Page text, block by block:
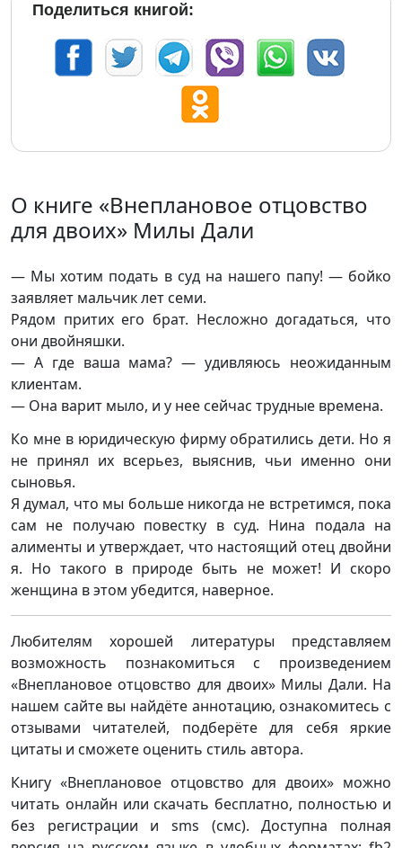
Поделиться книгой:
О книге «Внеплановое отцовство
для двоих» Милы Дали
— Мы хотим подать в суд на нашего папу! — бойко
заявляет мальчик лет семи.
Рядом притих его брат. Несложно догадаться, что
они двойняшки.
— А где ваша мама? — удивляюсь неожиданным
клиентам.
— Она варит мыло, и у нее сейчас трудные времена.
Ко мне в юридическую фирму обратились дети. Но я
не принял их всерьез, выяснив, чьи именно они
сыновья.
Я думал, что мы больше никогда не встретимся, пока
сам не получаю повестку в суд. Нина подала на
алименты и утверждает, что настоящий отец двойни
я. Но такого в природе быть не может! И скоро
женщина в этом убедится, наверное.
Любителям хорошей литературы представляем
возможность познакомиться с произведением
«Внеплановое отцовство для двоих» Милы Дали. На
нашем сайте вы найдёте аннотацию, ознакомитесь с
отзывами читателей, подберёте для себя яркие
цитаты и сможете оценить стиль автора.
Книгу «Внеплановое отцовство для двоих» можно
читать онлайн или скачать бесплатно, полностью и
без регистрации и sms (смс). Доступна полная